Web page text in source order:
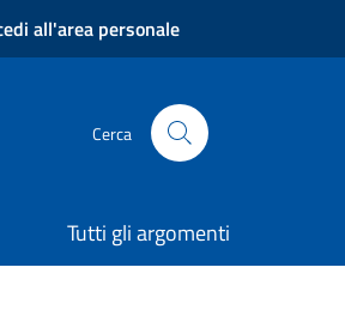
all'area personale
Cerca
Tutti gli argomenti